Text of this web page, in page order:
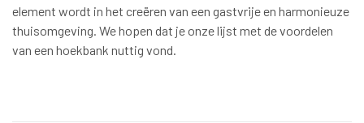
element wordt in het creëren van een gastvrije en harmonieuze
thuisomgeving. We hopen dat je onze lijst met de voordelen
van een hoekbank nuttig vond.